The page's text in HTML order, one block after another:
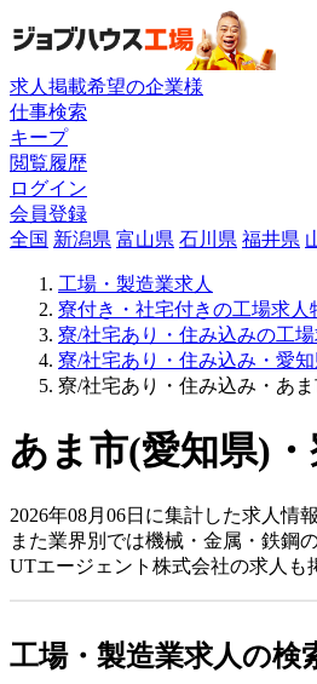
求人掲載希望の企業様
仕事検索
キープ
閲覧履歴
ログイン
会員登録
全国 新潟県 富山県 石川県 福井県
工場・製造業求人
寮付き・社宅付きの工場求人
寮/社宅あり・住み込みの工場
寮/社宅あり・住み込み・愛
寮/社宅あり・住み込み・あ
あま市(愛知県)
2026年08月06日に集計した求人情
また業界別では機械・金属・鉄鋼
UTエージェント株式会社の求人も
工場・製造業求人の検